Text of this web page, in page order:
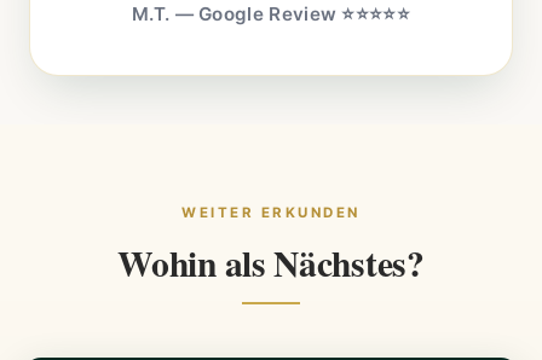
M.T. — Google Review ⭐⭐⭐⭐⭐
WEITER ERKUNDEN
Wohin als Nächstes?